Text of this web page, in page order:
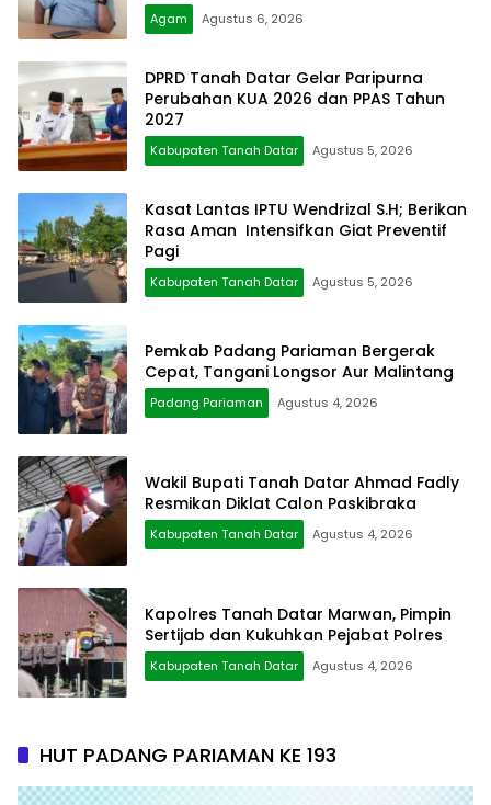
Agam Agustus 6, 2026
DPRD Tanah Datar Gelar Paripurna
Perubahan KUA 2026 dan PPAS Tahun
2027
Kabupaten Tanah Datar Agustus 5, 2026
Kasat Lantas IPTU Wendrizal S.H; Berikan
Rasa Aman Intensifkan Giat Preventif
Pagi
Kabupaten Tanah Datar Agustus 5, 2026
Pemkab Padang Pariaman Bergerak
Cepat, Tangani Longsor Aur Malintang
Padang Pariaman Agustus 4, 2026
Wakil Bupati Tanah Datar Ahmad Fadly
Resmikan Diklat Calon Paskibraka
Kabupaten Tanah Datar Agustus 4, 2026
Kapolres Tanah Datar Marwan, Pimpin
Sertijab dan Kukuhkan Pejabat Polres
Kabupaten Tanah Datar Agustus 4, 2026
HUT PADANG PARIAMAN KE 193